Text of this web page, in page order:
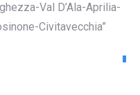
Val D’Ala-Aprilia-
Civitavecchia”